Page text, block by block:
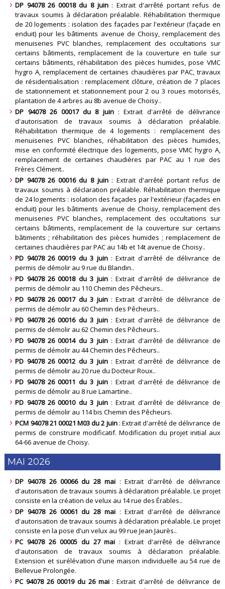
DP 94078 26 00018 du 8 juin : Extrait d'arrêté portant refus de
travaux soumis à déclaration préalable. Réhabilitation thermique
de 20 logements : isolation des façades par l'extérieur (façade en
enduit) pour les bâtiments avenue de Choisy, remplacement des
menuiseries PVC blanches, remplacement des occultations sur
certains bâtiments, remplacement de la couverture en tuile sur
certains bâtiments, réhabilitation des pièces humides, pose VMC
hygro A, remplacement de certaines chaudières par PAC, travaux
de résidentialisation : remplacement clôture, création de 7 places
de stationnement et stationnement pour 2 ou 3 roues motorisés,
plantation de 4 arbres au 8b avenue de Choisy..
DP 94078 26 00017 du 8 juin : Extrait d'arrêté de délivrance
d'autorisation de travaux soumis à déclaration préalable.
Réhabilitation thermique de 4 logements : remplacement des
menuiseries PVC blanches, réhabilitation des pièces humides,
mise en conformité électrique des logements, pose VMC hygro A,
remplacement de certaines chaudières par PAC au 1 rue des
Frères Clément..
DP 94078 26 00016 du 8 juin : Extrait d'arrêté portant refus de
travaux soumis à déclaration préalable. Réhabilitation thermique
de 24 logements : isolation des façades par l'extérieur (façades en
enduit) pour les bâtiments avenue de Choisy, remplacement des
menuiseries PVC blanches, remplacement des occultations sur
certains bâtiments, remplacement de la couverture sur certains
bâtiments ; réhabilitation des pièces humides ; remplacement de
certaines chaudières par PAC au 14b et 14t avenue de Choisy..
PD 94078 26 00019 du 3 juin : Extrait d'arrêté de délivrance de
permis de démolir au 9 rue du Blandin..
PD 94078 26 00018 du 3 juin : Extrait d'arrêté de délivrance de
permis de démolir au 110 Chemin des Pêcheurs..
PD 94078 26 00017 du 3 juin : Extrait d'arrêté de délivrance de
permis de démolir au 60 Chemin des Pêcheurs..
PD 94078 26 00016 du 3 juin : Extrait d'arrêté de délivrance de
permis de démolir au 62 Chemin des Pêcheurs..
PD 94078 26 00014 du 3 juin : Extrait d'arrêté de délivrance de
permis de démolir au 44 Chemin des Pêcheurs..
PD 94078 26 00012 du 3 juin : Extrait d'arrêté de délivrance de
permis de démolir au 20 rue du Docteur Roux..
PD 94078 26 00011 du 3 juin : Extrait d'arrêté de délivrance de
permis de démolir au 8 rue Lamartine..
PD 94078 26 00010 du 3 juin : Extrait d'arrêté de délivrance de
permis de démolir au 114 bis Chemin des Pêcheurs.
PCM 94078 21 00021 M03 du 2 juin : Extrait d'arrêté de délivrance de
permis de construire modificatif. Modification du projet initial aux
64-66 avenue de Choisy.
MAI 2026
DP 94078 26 00066 du 28 mai : Extrait d'arrêté de délivrance
d'autorisation de travaux soumis à déclaration préalable. Le projet
consiste en la création de velux au 14 rue des Érables..
DP 94078 26 00061 du 28 mai : Extrait d'arrêté de délivrance
d'autorisation de travaux soumis à déclaration préalable. Le projet
consiste en la pose d'un velux au 99 rue Jean Jaurès..
PC 94078 26 00005 du 27 mai : Extrait d'arrêté de délivrance
d'autorisation de travaux soumis à déclaration préalable.
Extension et surélévation d'une maison individuelle au 54 rue de
Bellevue Prolongée.
PC 94078 26 00019 du 26 mai : Extrait d'arrêté de délivrance de